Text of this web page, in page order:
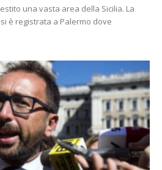
una vasta area della Sicilia. La
è registrata a Palermo dove